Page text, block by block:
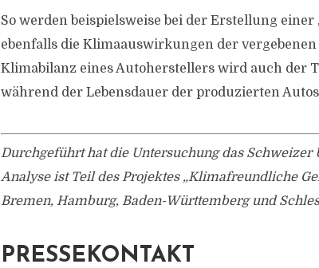
So werden beispielsweise bei der Erstellung
ebenfalls die Klimaauswirkungen der
Klimabilanz eines Autoherstellers wird auch der
während der Lebensdauer der produzierten
Durchgeführt hat die Untersuchung das Schweizer
Analyse ist Teil des Projektes „Klimafreundliche
Bremen, Hamburg, Baden-Württemberg und
PRESSEKONTAKT